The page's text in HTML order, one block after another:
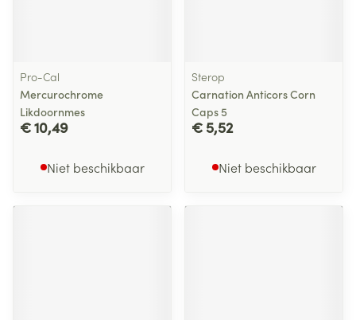
Pro-Cal
Mercurochrome
Likdoornmes
€ 10,49
Niet beschikbaar
Sterop
Carnation Anticors Corn
Caps 5
€ 5,52
Niet beschikbaar